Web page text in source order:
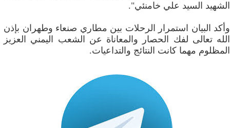
الشهيد السيد علي خامنئي".
وأكد البيان استمرار الرحلات بين مطاري صنعاء وطهران بإذن
الله تعالى لفك الحصار والمعاناة عن الشعب اليمني العزيز
المظلوم مهما كانت النتائج والتداعيات.